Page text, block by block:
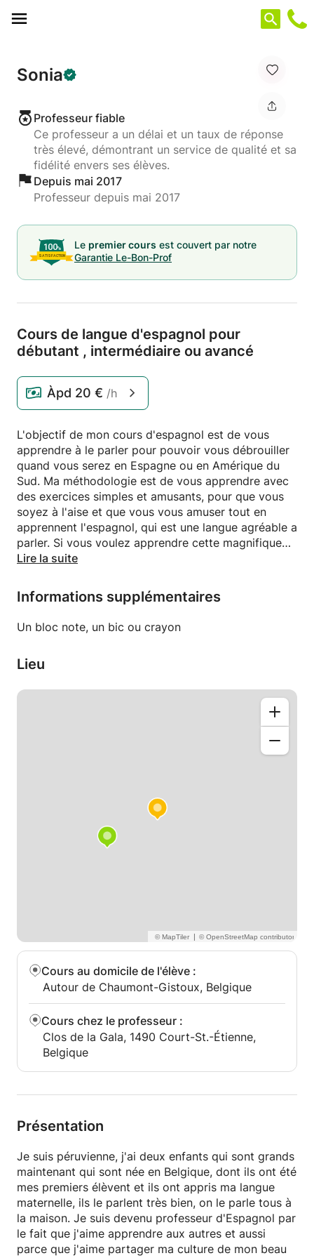
Sonia
Professeur fiable
Ce professeur a un délai et un taux de réponse
très élevé, démontrant un service de qualité et sa
fidélité envers ses élèves.
Depuis mai 2017
Professeur depuis mai 2017
Le premier cours est couvert par notre
Garantie Le-Bon-Prof
Cours de langue d'espagnol pour
débutant , intermédiaire ou avancé
Àpd 20 € /h
L'objectif de mon cours d'espagnol est de vous
apprendre à le parler pour pouvoir vous débrouiller
quand vous serez en Espagne ou en Amérique du
Sud. Ma méthodologie est de vous apprendre avec
des exercices simples et amusants, pour que vous
soyez à l'aise et que vous vous amuser tout en
apprennent l'espagnol, qui est une langue agréable a
parler. Si vous voulez apprendre cette magnifique
langue, je vous invite à me joindre.
Lire la suite
Informations supplémentaires
Un bloc note, un bic ou crayon
Lieu
|
Cours au domicile de l'élève :
Autour de Chaumont-Gistoux, Belgique
Cours chez le professeur :
Clos de la Gala, 1490 Court-St.-Étienne,
Belgique
Présentation
Je suis péruvienne, j'ai deux enfants qui sont grands
maintenant qui sont née en Belgique, dont ils ont été
mes premiers élèvent et ils ont appris ma langue
maternelle, ils le parlent très bien, on le parle tous à
la maison. Je suis devenu professeur d'Espagnol par
le fait que j'aime apprendre aux autres et aussi
parce que j'aime partager ma culture de mon beau